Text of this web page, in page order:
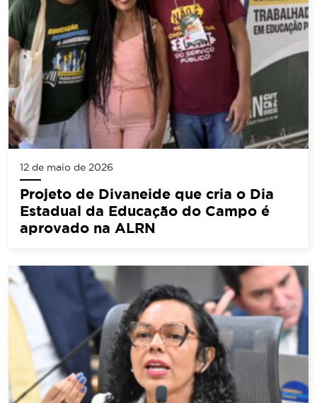
12 de maio de 2026
Projeto de Divaneide que cria o Dia
Estadual da Educação do Campo é
aprovado na ALRN